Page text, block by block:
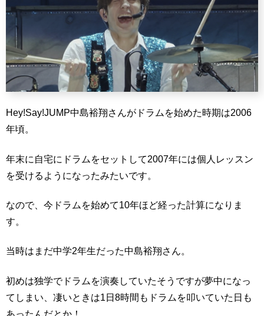
Hey!Say!JUMP中島裕翔さんがドラムを始めた時期は2006
年頃。
年末に自宅にドラムをセットして2007年には個人レッスン
を受けるようになったみたいです。
なので、今ドラムを始めて10年ほど経った計算になりま
す。
当時はまだ中学2年生だった中島裕翔さん。
初めは独学でドラムを演奏していたそうですが夢中になっ
てしまい、凄いときは1日8時間もドラムを叩いていた日も
あったんだとか！